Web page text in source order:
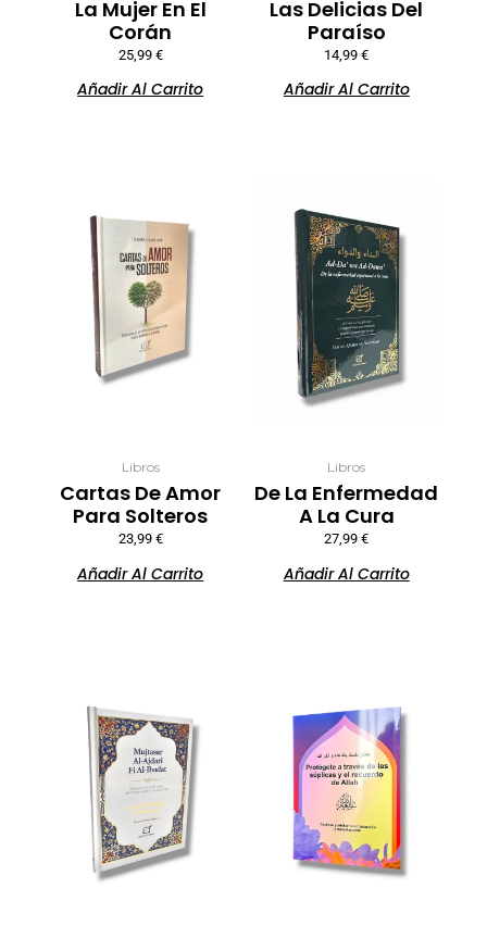
La Mujer En El
Corán
25,99 €
Añadir Al Carrito
Las Delicias Del
Paraíso
14,99€
Añadir Al Carrito
Libros
Cartas De Amor
Para Solteros
23,99 €
Añadir Al Carrito
Libros
De La Enfermedad
A La Cura
27,99€
Añadir Al Carrito